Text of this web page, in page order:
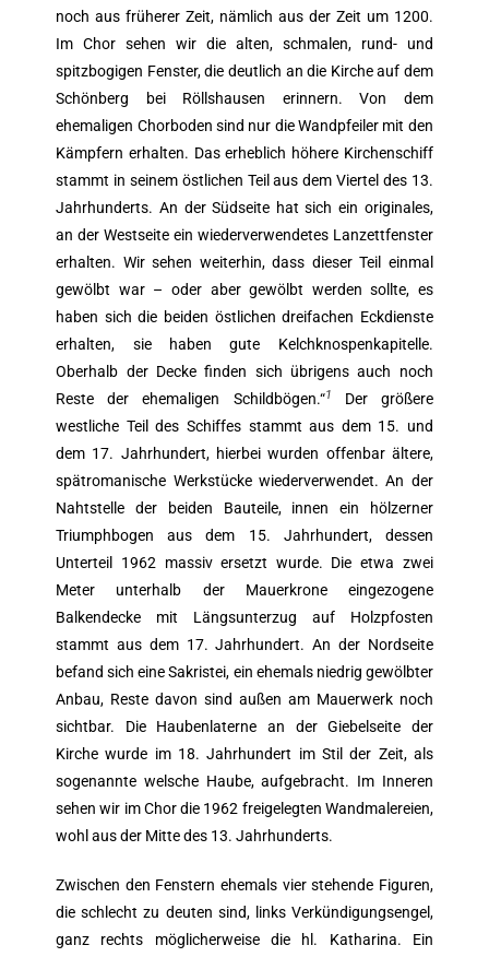
noch aus früherer Zeit, nämlich aus der Zeit um 1200.
Im Chor sehen wir die alten, schmalen, rund- und
spitzbogigen Fenster, die deutlich an die Kirche auf dem
Schönberg bei Röllshausen erinnern. Von dem
ehemaligen Chorboden sind nur die Wandpfeiler mit den
Kämpfern erhalten. Das erheblich höhere Kirchenschiff
stammt in seinem östlichen Teil aus dem Viertel des 13.
Jahrhunderts. An der Südseite hat sich ein originales,
an der Westseite ein wiederverwendetes Lanzettfenster
erhalten. Wir sehen weiterhin, dass dieser Teil einmal
gewölbt war – oder aber gewölbt werden sollte, es
haben sich die beiden östlichen dreifachen Eckdienste
erhalten, sie haben gute Kelchknospenkapitelle.
Oberhalb der Decke finden sich übrigens auch noch
Reste der ehemaligen Schildbögen.“1
Der größere
westliche Teil des Schiffes stammt aus dem 15. und
dem 17. Jahrhundert, hierbei wurden offenbar ältere,
spätromanische Werkstücke wiederverwendet. An der
Nahtstelle der beiden Bauteile, innen ein hölzerner
Triumphbogen aus dem 15. Jahrhundert, dessen
Unterteil 1962 massiv ersetzt wurde. Die etwa zwei
Meter unterhalb der Mauerkrone eingezogene
Balkendecke mit Längsunterzug auf Holzpfosten
stammt aus dem 17. Jahrhundert. An der Nordseite
befand sich eine Sakristei, ein ehemals niedrig gewölbter
Anbau, Reste davon sind außen am Mauerwerk noch
sichtbar. Die Haubenlaterne an der Giebelseite der
Kirche wurde im 18. Jahrhundert im Stil der Zeit, als
sogenannte welsche Haube, aufgebracht. Im Inneren
sehen wir im Chor die 1962 freigelegten Wandmalereien,
wohl aus der Mitte des 13. Jahrhunderts.
Zwischen den Fenstern ehemals vier stehende Figuren,
die schlecht zu deuten sind, links Verkündigungsengel,
ganz rechts möglicherweise die hl. Katharina. Ein